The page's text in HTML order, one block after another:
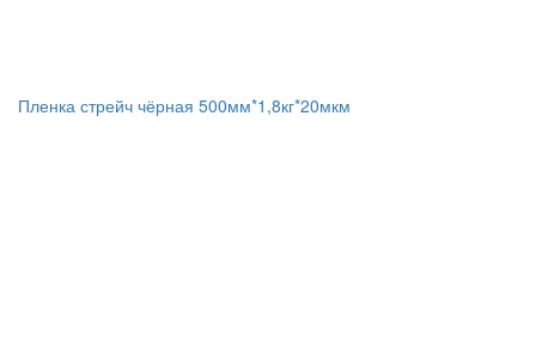
Пленка стрейч чёрная 500мм*1,8кг*20мкм